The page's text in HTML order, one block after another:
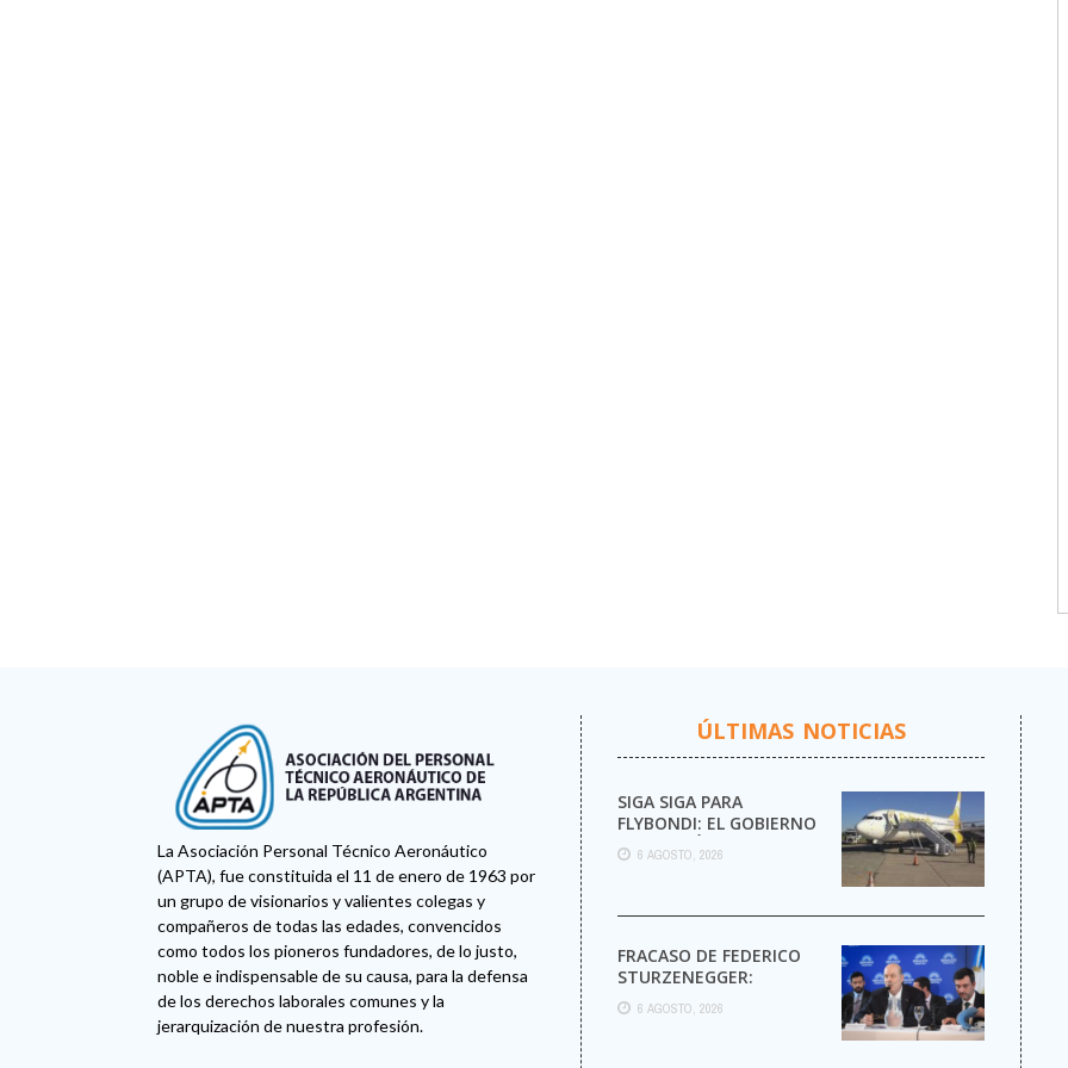
La Asociación Personal Técnico Aeronáutico
(APTA), fue constituida el 11 de enero de 1963 por
un grupo de visionarios y valientes colegas y
compañeros de todas las edades, convencidos
como todos los pioneros fundadores, de lo justo,
noble e indispensable de su causa, para la defensa
de los derechos laborales comunes y la
jerarquización de nuestra profesión.
ÚLTIMAS NOTICIAS
SIGA SIGA PARA
FLYBONDI: EL GOBIERNO
AUTORIZÓ LA VENTA DE
MÁS PASAJES
6 AGOSTO, 2026
FRACASO DE FEDERICO
STURZENEGGER:
6 AGOSTO, 2026